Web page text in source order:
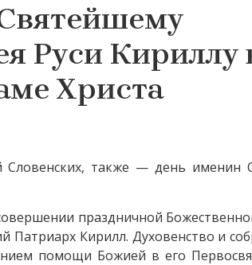
Руси Кириллу
Христа
также — день именин
праздничной
Патриарх Кирилл. Духовенство и
помощи Божией в его